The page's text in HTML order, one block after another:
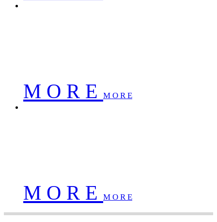
M O R E M O R E
M O R E M O R E